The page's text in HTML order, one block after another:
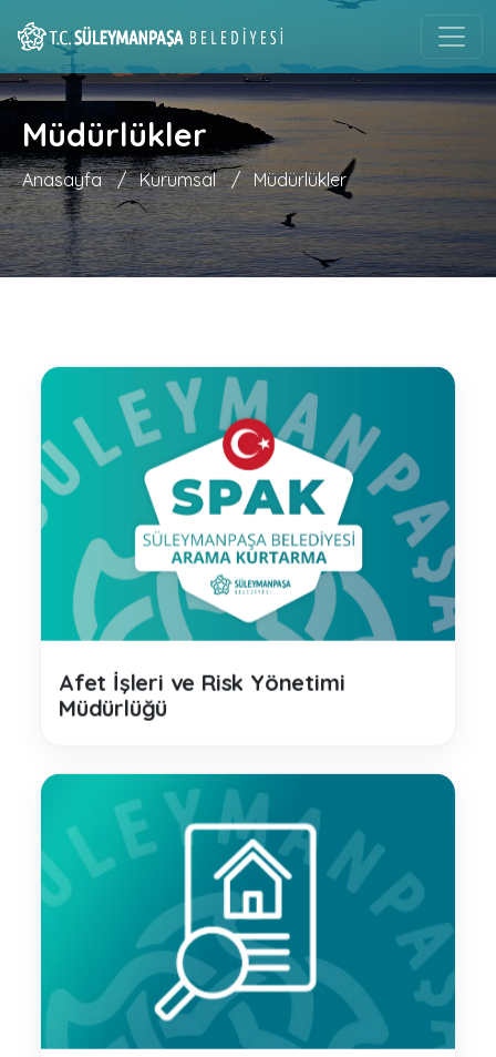
Müdürlükler
Anasayfa / Kurumsal / Müdürlükler
Afet İşleri ve Risk Yönetimi
Müdürlüğü